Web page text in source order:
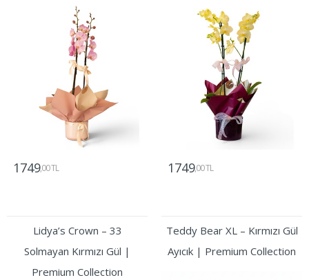
1749,00 TL 1749,00 TL
Lidya’s Crown – 33
Solmayan Kırmızı Gül |
Premium Collection
Teddy Bear XL – Kırmızı Gül
Ayıcık | Premium Collection